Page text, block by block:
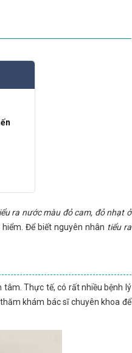
ra nước màu đỏ cam, đỏ nhạt ở
Để biết nguyên nhân tiểu ra
tâm. Thực tế, có rất nhiều bệnh lý
khám bác sĩ chuyên khoa để